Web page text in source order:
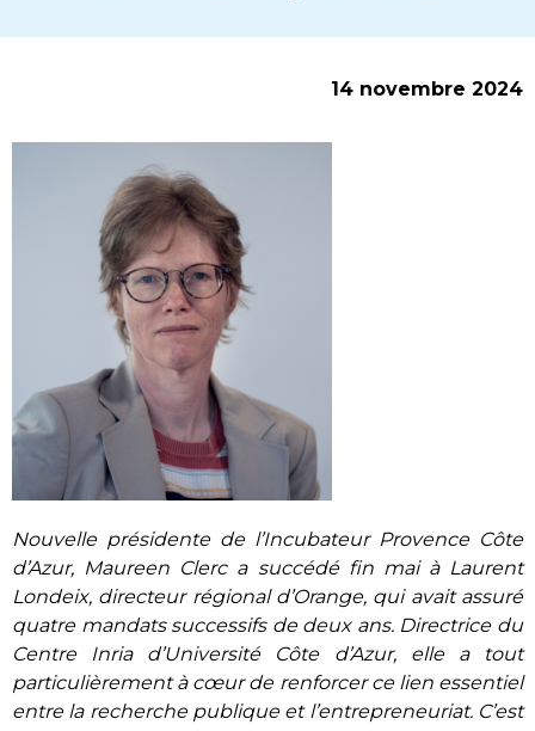
14 novembre 2024
Nouvelle présidente de l’Incubateur Provence Côte
d’Azur, Maureen Clerc a succédé fin mai à Laurent
Londeix, directeur régional d’Orange, qui avait assuré
quatre mandats successifs de deux ans. Directrice du
Centre Inria d’Université Côte d’Azur, elle a tout
particulièrement à cœur de renforcer ce lien essentiel
entre la recherche publique et l’entrepreneuriat. C’est